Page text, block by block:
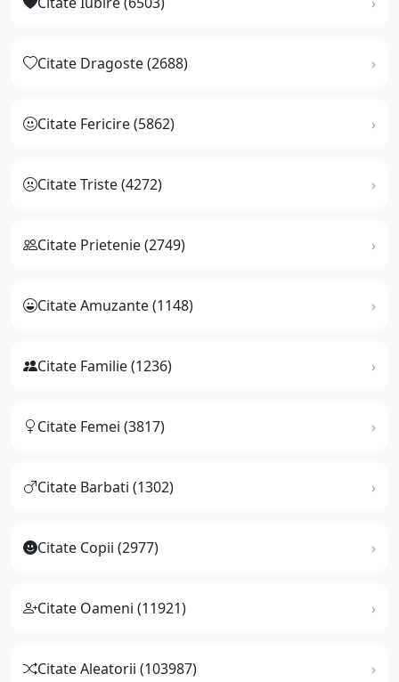
Citate Dragoste (2688)
Citate Fericire (5862)
Citate Triste (4272)
Citate Prietenie (2749)
Citate Amuzante (1148)
Citate Familie (1236)
Citate Femei (3817)
Citate Barbati (1302)
Citate Copii (2977)
Citate Oameni (11921)
Citate Aleatorii (103987)